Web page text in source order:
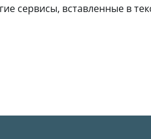
сервисы, вставленные в